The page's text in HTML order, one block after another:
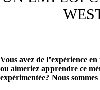
Vous avez de l’expérience
ou aimeriez apprendre ce
expérimentée? Nous